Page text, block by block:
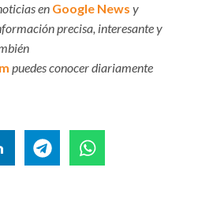
en Google News y
precisa, interesante y
puedes conocer diariamente